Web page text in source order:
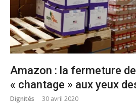
Amazon : la fermeture
« chantage » aux yeux
Dignités 30 avril 2020